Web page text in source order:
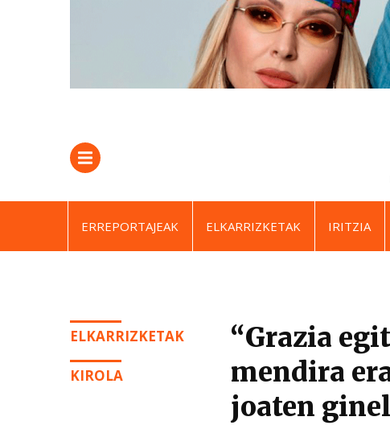
ERREPORTAJEAK ELKARRIZKETAK IRITZIA
ELKARRIZKETAK
KIROLA
“Grazia
mendira
joaten